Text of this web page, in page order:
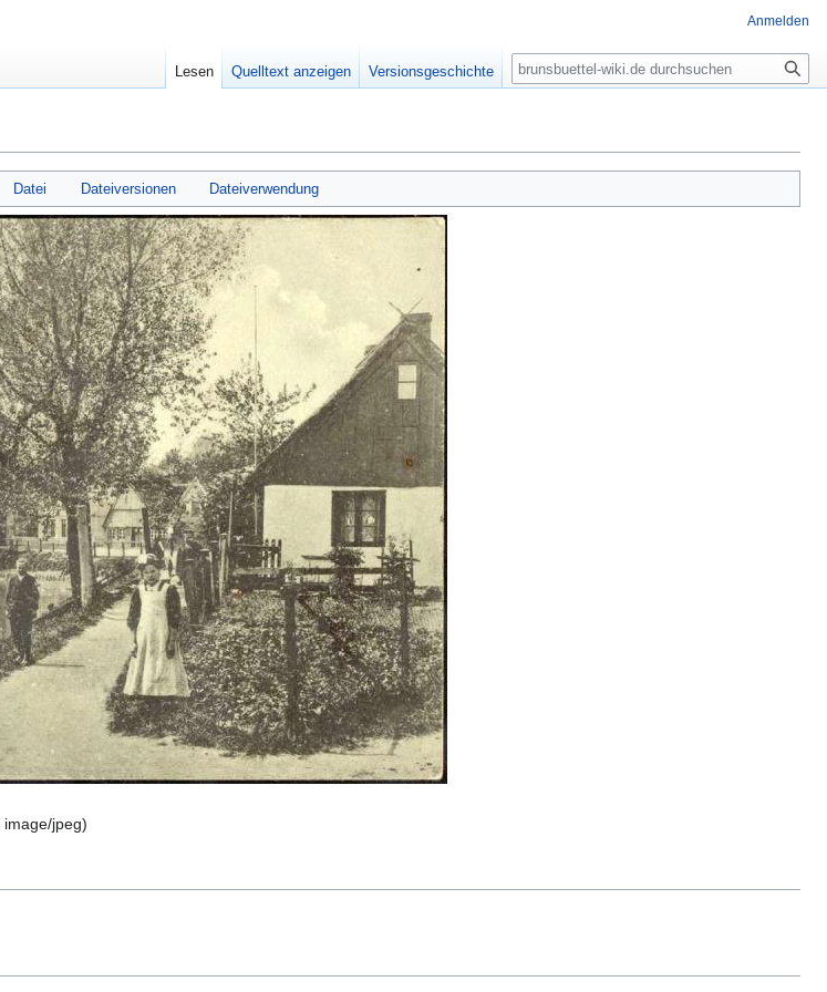
Datei Dateiversionen Dateiverwendung
image/jpeg)
Anmelden
Lesen Quelltext anzeigen Versionsgeschichte
Suche